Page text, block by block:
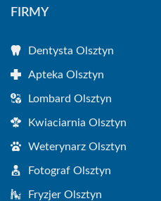
FIRMY
Dentysta Olsztyn
Apteka Olsztyn
Lombard Olsztyn
Kwiaciarnia Olsztyn
Weterynarz Olsztyn
Fotograf Olsztyn
Fryzjer Olsztyn